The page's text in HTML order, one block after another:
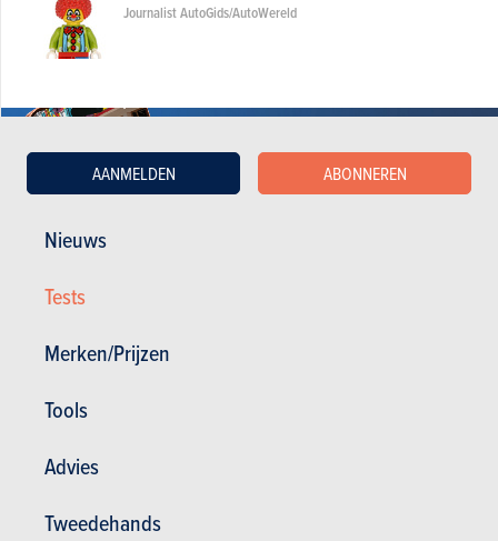
Nieuws
Tests
Merken/Prijzen
Tools
Advies
Tweedehands
AANMELDEN ABONNEREN
Journalist AutoGids/AutoWereld
In hetzelfde budget